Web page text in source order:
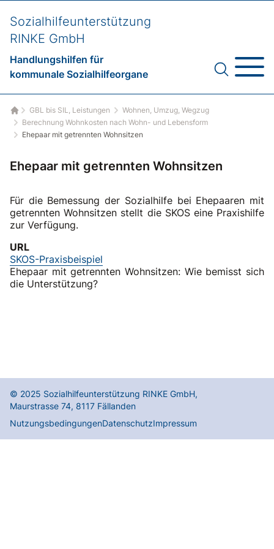
Sozialhilfeunterstützung
RINKE GmbH
Handlungshilfen für
kommunale Sozialhilfeorgane
Startseite
GBL bis SIL, Leistungen
Wohnen, Umzug, Wegzug
Berechnung Wohnkosten nach Wohn- und Lebensform
Ehepaar mit getrennten Wohnsitzen
Ehepaar mit getrennten Wohnsitzen
Für die Bemessung der Sozialhilfe bei Ehepaaren mit
getrennten Wohnsitzen stellt die SKOS eine Praxishilfe
zur Verfügung.
URL
SKOS-Praxisbeispiel
Ehepaar mit getrennten Wohnsitzen: Wie bemisst sich
die Unterstützung?
© 2025 Sozialhilfeunterstützung RINKE GmbH,
Maurstrasse 74, 8117 Fällanden
NutzungsbedingungenDatenschutzImpressum